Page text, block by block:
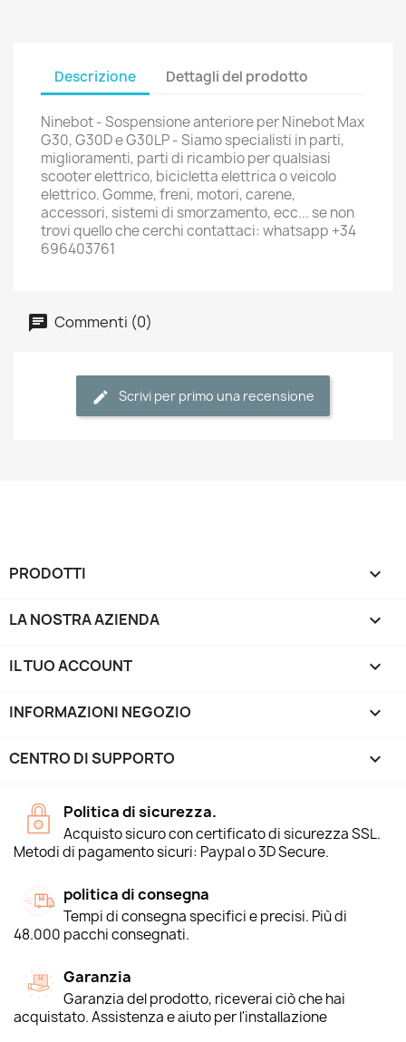
Descrizione Dettagli del prodotto
Ninebot - Sospensione anteriore per Ninebot Max
G30, G30D e G30LP - Siamo specialisti in parti,
miglioramenti, parti di ricambio per qualsiasi
scooter elettrico, bicicletta elettrica o veicolo
elettrico. Gomme, freni, motori, carene,
accessori, sistemi di smorzamento, ecc... se non
trovi quello che cerchi contattaci: whatsapp +34
696403761
Commenti (0)
Scrivi per primo una recensione
PRODOTTI 
LA NOSTRA AZIENDA 
IL TUO ACCOUNT 
INFORMAZIONI NEGOZIO keyboard_arrow_down
CENTRO DI SUPPORTO 
Politica di sicurezza.
Acquisto sicuro con certificato di sicurezza SSL.
Metodi di pagamento sicuri: Paypal o 3D Secure.
politica di consegna
Tempi di consegna specifici e precisi. Più di
48.000 pacchi consegnati.
Garanzia
Garanzia del prodotto, riceverai ciò che hai
acquistato. Assistenza e aiuto per l'installazione